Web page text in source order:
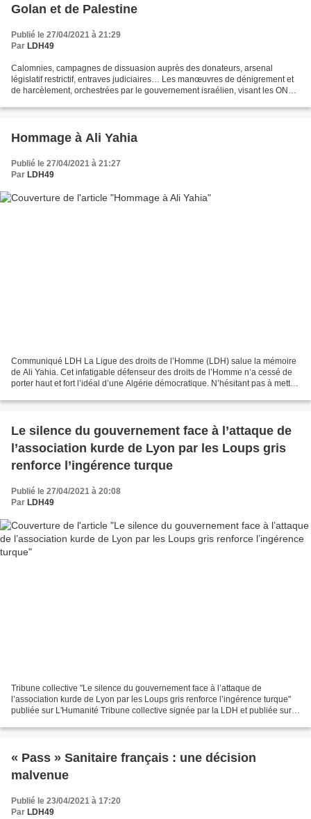
Golan et de Palestine
Publié le 27/04/2021 à 21:29
Par LDH49
Calomnies, campagnes de dissuasion auprès des donateurs, arsenal
législatif restrictif, entraves judiciaires… Les manœuvres de dénigrement et
de harcèlement, orchestrées par le gouvernement israélien, visant les ONG
Hommage à Ali Yahia
Publié le 27/04/2021 à 21:27
Par LDH49
Communiqué LDH La Ligue des droits de l’Homme (LDH) salue la mémoire
de Ali Yahia. Cet infatigable défenseur des droits de l’Homme n’a cessé de
porter haut et fort l’idéal d’une Algérie démocratique. N’hésitant pas à mettre
Le silence du gouvernement face à l’attaque de
l’association kurde de Lyon par les Loups gris
renforce l’ingérence turque
Publié le 27/04/2021 à 20:08
Par LDH49
Tribune collective "Le silence du gouvernement face à l’attaque de
l’association kurde de Lyon par les Loups gris renforce l’ingérence turque"
publiée sur L'Humanité Tribune collective signée par la LDH et publiée sur
« Pass » Sanitaire français : une décision
malvenue
Publié le 23/04/2021 à 17:20
Par LDH49